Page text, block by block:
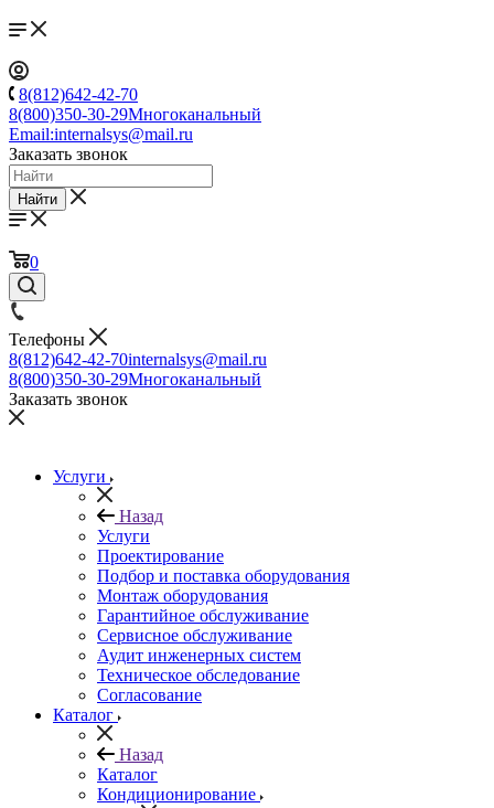
8(812)642-42-70
8(800)350-30-29Многоканальный
Email:internalsys@mail.ru
Заказать звонок
Найти
0
Телефоны
8(812)642-42-70internalsys@mail.ru
8(800)350-30-29Многоканальный
Заказать звонок
Услуги
Назад
Услуги
Проектирование
Подбор и поставка оборудования
Монтаж оборудования
Гарантийное обслуживание
Сервисное обслуживание
Аудит инженерных систем
Техническое обследование
Согласование
Каталог
Назад
Каталог
Кондиционирование